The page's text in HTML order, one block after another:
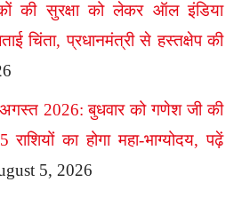
की सुरक्षा को लेकर ऑल इंडिया
चिंता, प्रधानमंत्री से हस्तक्षेप की
2026: बुधवार को गणेश जी की
का होगा महा-भाग्योदय, पढ़ें
5, 2026